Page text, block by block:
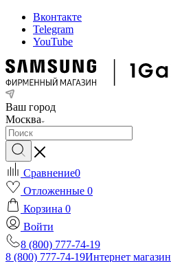
Вконтакте
Telegram
YouTube
Ваш город
Москва
Сравнение0
Отложенные 0
Корзина 0
Войти
8 (800) 777-74-19
8 (800) 777-74-19Интернет магазин